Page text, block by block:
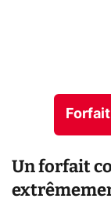
Un forfait